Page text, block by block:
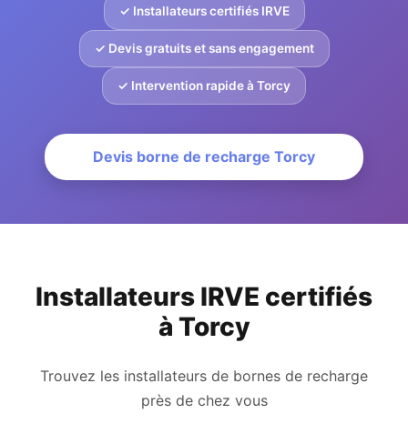
✓ Installateurs certifiés IRVE
✓ Devis gratuits et sans engagement
✓ Intervention rapide à Torcy
Devis borne de recharge Torcy
Installateurs IRVE certifiés
à Torcy
Trouvez les installateurs de bornes de recharge
près de chez vous